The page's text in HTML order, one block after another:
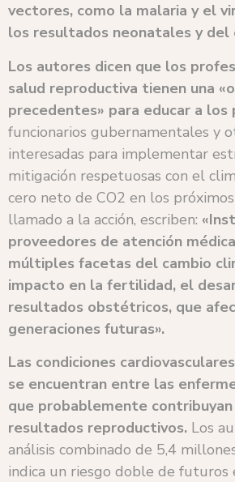
vectores, como la malaria y el
los resultados neonatales y del
Los autores dicen que los
salud reproductiva tienen una
precedentes» para educar a los
funcionarios gubernamentales y
interesadas para implementar
mitigación respetuosas con el
cero neto de CO2 en los
llamado a la acción, escriben:
proveedores de atención
múltiples facetas del cambio
impacto en la fertilidad, el
resultados obstétricos, que
generaciones futuras».
Las condiciones
se encuentran entre las
que probablemente
resultados reproductivos. Los
análisis combinado de 5,4
indica un riesgo doble de futuros